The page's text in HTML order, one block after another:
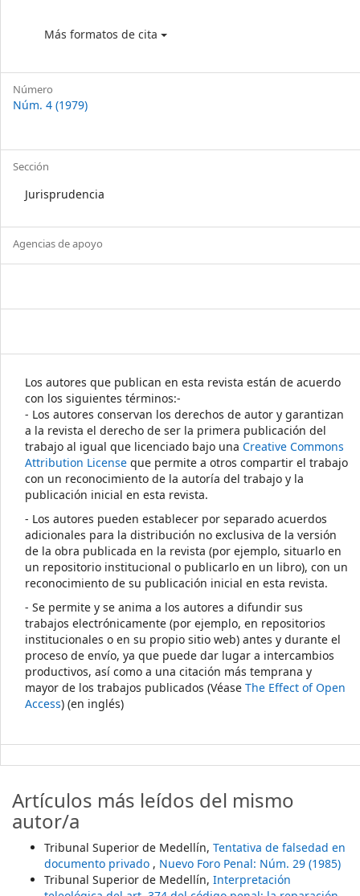
Más formatos de cita
Número
Núm. 4 (1979)
Sección
Jurisprudencia
Agencias de apoyo
Los autores que publican en esta revista están de acuerdo
con los siguientes términos:-
- Los autores conservan los derechos de autor y garantizan
a la revista el derecho de ser la primera publicación del
trabajo al igual que licenciado bajo una Creative Commons
Attribution License que permite a otros compartir el trabajo
con un reconocimiento de la autoría del trabajo y la
publicación inicial en esta revista.
- Los autores pueden establecer por separado acuerdos
adicionales para la distribución no exclusiva de la versión
de la obra publicada en la revista (por ejemplo, situarlo en
un repositorio institucional o publicarlo en un libro), con un
reconocimiento de su publicación inicial en esta revista.
- Se permite y se anima a los autores a difundir sus
trabajos electrónicamente (por ejemplo, en repositorios
institucionales o en su propio sitio web) antes y durante el
proceso de envío, ya que puede dar lugar a intercambios
productivos, así como a una citación más temprana y
mayor de los trabajos publicados (Véase The Effect of Open
Access) (en inglés)
Artículos más leídos del mismo
autor/a
Tribunal Superior de Medellín, Tentativa de falsedad en
documento privado , Nuevo Foro Penal: Núm. 29 (1985)
Tribunal Superior de Medellín, Interpretación